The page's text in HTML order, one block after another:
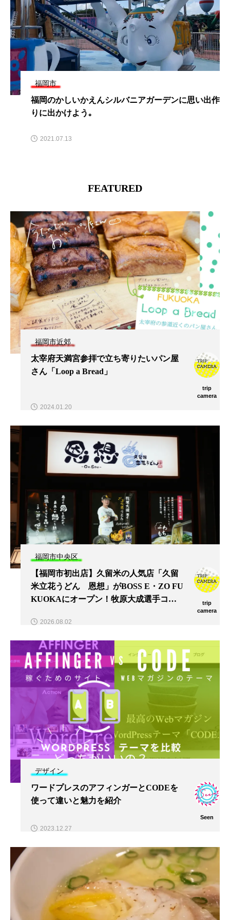
福岡市
【福岡市博多区】夏だけの味と出会う！パッケージ
もかわいい、贈り物にも嬉しい爽やか和スイーツ
2026.03.31
FEATURED
福岡市近郊
太宰府天満宮参拝で立ち寄りたいパン屋
さん「Loop a Bread」
trip
camera
2024.01.20
福岡市中央区
【福岡市初出店】久留米の人気店「久留
米立花うどん 恩想」がBOSS E・ZO FU
KUOKAにオープン！牧原大成選手コラ
trip
camera
2026.08.02
デザイン
ワードプレスのアフィンガーとCODEを
使って違いと魅力を紹介
Seen
2023.12.27